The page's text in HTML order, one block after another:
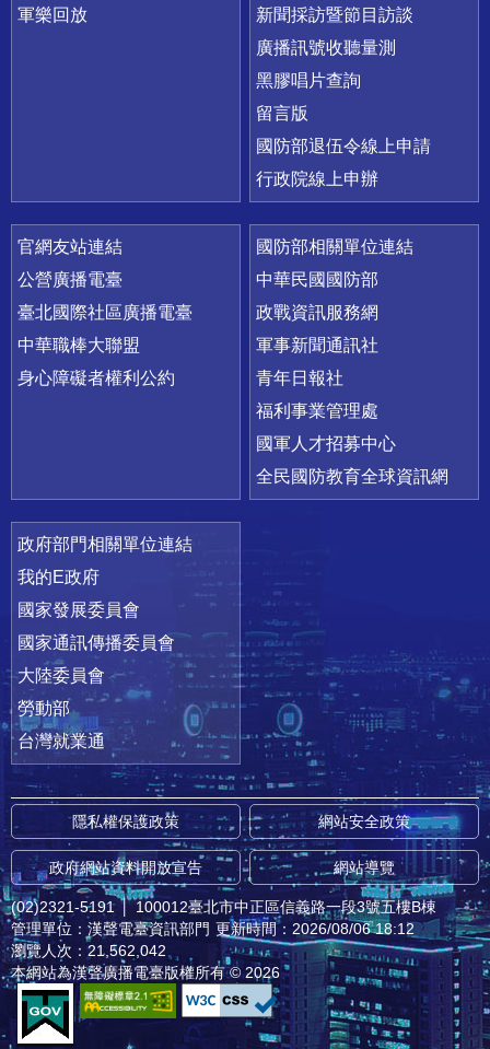
軍樂回放
新聞採訪暨節目訪談
廣播訊號收聽量測
黑膠唱片查詢
留言版
國防部退伍令線上申請
行政院線上申辦
官網友站連結
公營廣播電臺
臺北國際社區廣播電臺
中華職棒大聯盟
身心障礙者權利公約
國防部相關單位連結
中華民國國防部
政戰資訊服務網
軍事新聞通訊社
青年日報社
福利事業管理處
國軍人才招募中心
全民國防教育全球資訊網
政府部門相關單位連結
我的E政府
國家發展委員會
國家通訊傳播委員會
大陸委員會
勞動部
台灣就業通
隱私權保護政策 網站安全政策
政府網站資料開放宣告 網站導覽
(02)2321-5191 │ 100012臺北市中正區信義路一段3號五樓B棟
管理單位：漢聲電臺資訊部門 更新時間：2026/08/06 18:12
瀏覽人次：21,562,042
本網站為漢聲廣播電臺版權所有 © 2026